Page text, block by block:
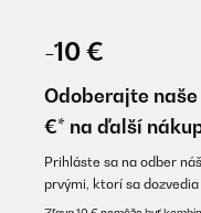
Amazon-Benutzer
-10 €
Odoberajte
€* na ďalší
Prihláste sa na odber
prvými, ktorí sa